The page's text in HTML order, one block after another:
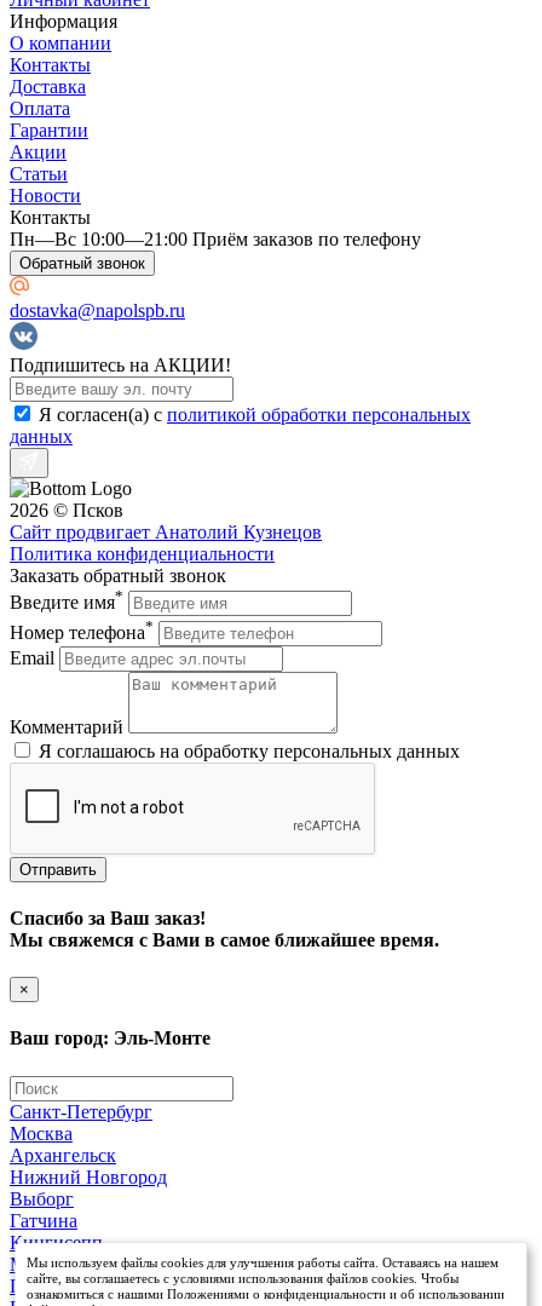
Информация
О компании
Контакты
Доставка
Оплата
Гарантии
Акции
Статьи
Новости
Контакты
Пн—Вс 10:00—21:00 Приём заказов по телефону
Обратный звонок
dostavka@napolspb.ru
Подпишитесь на АКЦИИ!
Я согласен(a) с политикой обработки персональных
данных
2026 © Псков
Сайт продвигает Анатолий Кузнецов
Политика конфиденциальности
Мы используем файлы cookies для улучшения работы сайта. Оставаясь на нашем
сайте, вы соглашаетесь с условиями использования файлов cookies. Чтобы
ознакомиться с нашими Положениями о конфиденциальности и об использовании
Заказать обратный звонок
Введите имя*
Номер телефона*
Email
Комментарий
Я соглашаюсь на обработку персональных данных
Отправить
Спасибо за Ваш заказ!
Мы свяжемся с Вами в самое ближайшее время.
×
Ваш город: Эль-Монте
Санкт-Петербург
Москва
Архангельск
Нижний Новгород
Выборг
Гатчина
Кингисепп
Мурманск
Петрозаводск